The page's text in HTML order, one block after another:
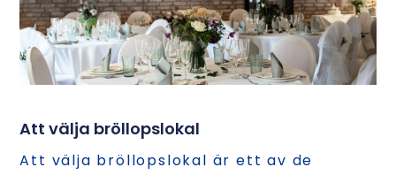
Att välja bröllopslokal
Att välja bröllopslokal är ett av de